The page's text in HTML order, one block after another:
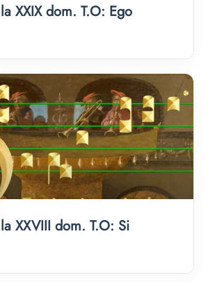
XXIX dom. T.O: Ego
XXVIII dom. T.O: Si